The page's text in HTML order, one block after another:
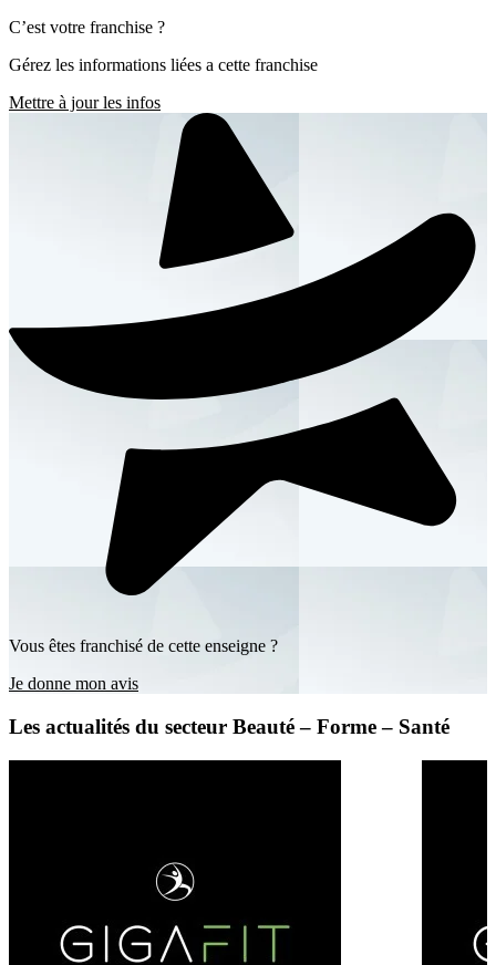
C’est votre franchise ?
Gérez les informations liées a cette franchise
Mettre à jour les infos
Vous êtes franchisé de cette enseigne ?
Je donne mon avis
Les actualités du secteur Beauté – Forme – Santé